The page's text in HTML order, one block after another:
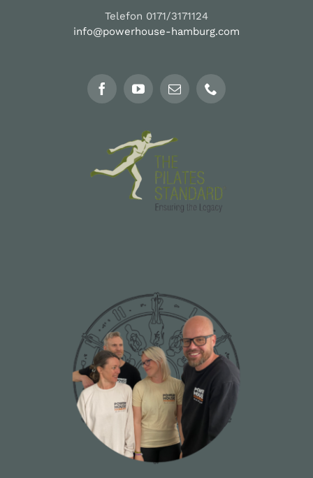
Telefon 0171/3171124
info@powerhouse-hamburg.com